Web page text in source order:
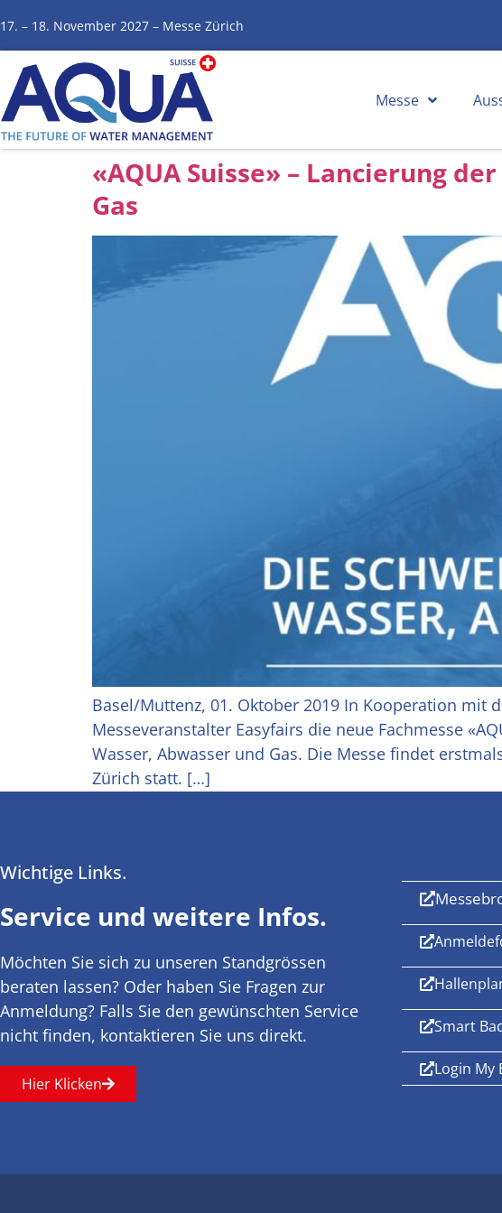
17. – 18. November 2027 – Messe Zürich
Messe
«AQUA Suisse» – Lancierung
Gas
Basel/Muttenz, 01. Oktober 2019 In Kooperation mit
Messeveranstalter Easyfairs die neue Fachmesse
Wasser, Abwasser und Gas. Die Messe findet
Zürich statt. […]
Wichtige Links.
Service und weitere Infos.
Möchten Sie sich zu unseren Standgrössen
beraten lassen? Oder haben Sie Fragen zur
Anmeldung? Falls Sie den gewünschten Service
nicht finden, kontaktieren Sie uns direkt.
Hier Klicken
Smart
Login My